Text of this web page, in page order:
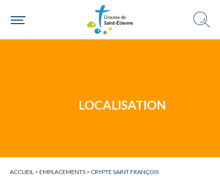
LOCALISATION
ACCUEIL > EMPLACEMENTS > CRYPTE SAINT FRANÇOIS